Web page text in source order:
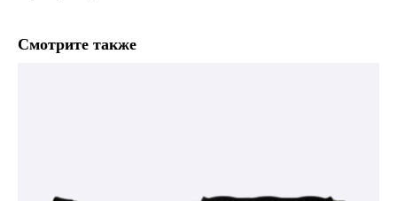
Смотрите также